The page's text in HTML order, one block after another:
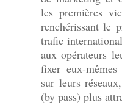
les premières
renchérissant le
trafic
aux opérateurs
fixer eux-
sur leurs
(by pass) plus